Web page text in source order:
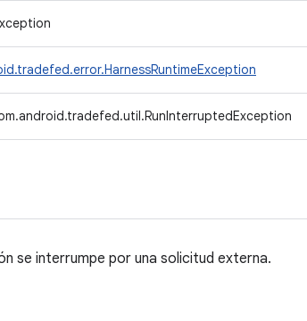
se interrumpe por una solicitud externa.